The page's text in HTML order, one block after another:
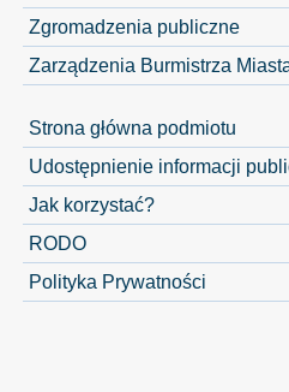
Zgromadzenia publiczne
Zarządzenia Burmistrza
Strona główna podmiotu
Udostępnienie informacji
Jak korzystać?
RODO
Polityka Prywatności